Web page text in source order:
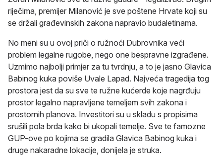
riječima, premijer Milanović je sve poštene Hrvate koji su
se držali građevinskih zakona napravio budaletinama.
No meni su u ovoj priči o ružnoći Dubrovnika veći
problem legalne rugobe, nego one bespravne izgrađene.
Uzmimo najbolji primjer za tu tvrdnju, a to je jasno Glavica
Babinog kuka poviše Uvale Lapad. Najveća tragedija tog
prostora jest da su sve te ružne kućerde koje nagrđuju
prostor legalno napravljene temeljem svih zakona i
prostornih planova. Investitori su u skladu s propisima
srušili pola brda kako bi ukopali temelje. Sve te famozne
GUP-ove po kojima se gradila Glavica Babinog kuka i
druge nakaradne lokacije, donijela je struka.